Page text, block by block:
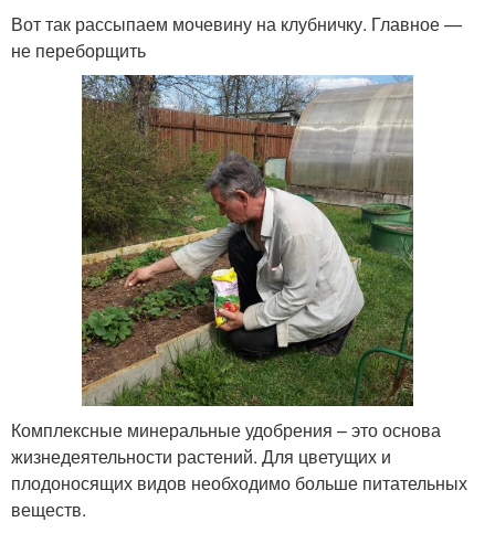
Вот так рассыпаем мочевину на клубничку. Главное —
не переборщить
Комплексные минеральные удобрения – это основа
жизнедеятельности растений. Для цветущих и
плодоносящих видов необходимо больше питательных
веществ.